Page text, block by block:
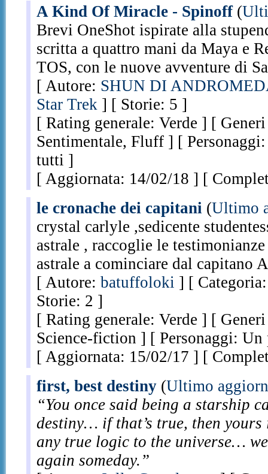
A Kind Of Miracle - Spinoff(
Brevi OneShot ispirate alla
scritta a quattro mani da Maya e
TOS, con le nuove avventure di
[ Autore: SHUN DI
Star Trek] [ Storie: 5 ]
[ Rating generale: Verde ] [
Sentimentale, Fluff ] [
tutti ]
[ Aggiornata: 14/02/18 ] [
le cronache dei capitani(Ultimo
crystal carlyle ,sedicente
astrale , raccoglie le
astrale a cominciare dal capitano
[ Autore: batuffoloki ] [
Storie: 2 ]
[ Rating generale: Verde ] [
Science-fiction ] [ Personaggi:
[ Aggiornata: 15/02/17 ] [
first, best destiny(Ultimo
“You once said being a starship
destiny… if that’s true, then yours
any true logic to the universe…
again someday.”